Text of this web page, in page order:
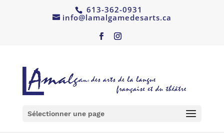
613-362-0931
info@lamalgamedesarts.ca
Sélectionner une page